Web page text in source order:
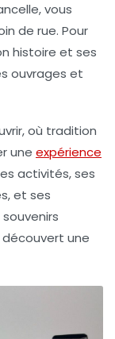
vous
de rue. Pour
histoire et ses
ouvrages et
où tradition
une expérience
activités, ses
et ses
une